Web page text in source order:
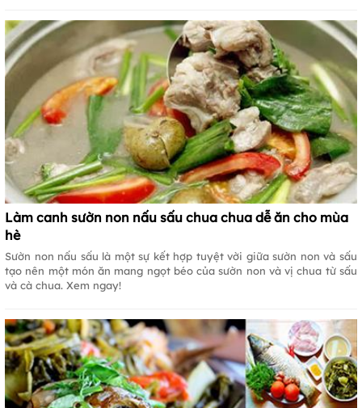
Làm canh sườn non nấu sấu chua chua dễ ăn cho mùa
hè
Sườn non nấu sấu là một sự kết hợp tuyệt vời giữa sườn non và sấu
tạo nên một món ăn mang ngọt béo của sườn non và vị chua từ sấu
và cà chua. Xem ngay!